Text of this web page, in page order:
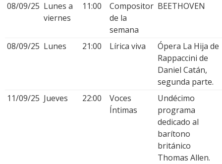
08/09/25 Lunes a
viernes
11:00
Compositor
de la
semana
BEETHOVEN
08/09/25 Lunes 21:00 Lírica viva
Ópera La Hija de
Rappaccini de
Daniel Catán,
segunda parte.
11/09/25 Jueves 22:00
Voces
Íntimas
Undécimo
programa
dedicado al
barítono
británico
Thomas Allen.